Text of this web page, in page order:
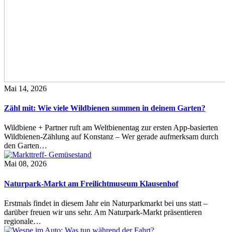
Mai 14, 2026
Zähl mit: Wie viele Wildbienen summen in deinem Garten?
Wildbiene + Partner ruft am Weltbienentag zur ersten App-basierten
Wildbienen-Zählung auf Konstanz – Wer gerade aufmerksam durch
den Garten…
Mai 08, 2026
Naturpark-Markt am Freilichtmuseum Klausenhof
Erstmals findet in diesem Jahr ein Naturparkmarkt bei uns statt –
darüber freuen wir uns sehr. Am Naturpark-Markt präsentieren
regionale…